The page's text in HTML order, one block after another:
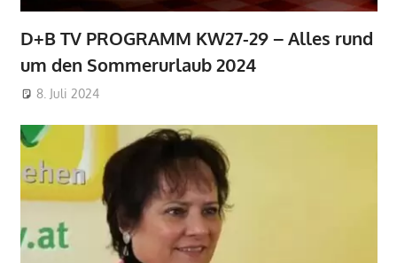
D+B TV PROGRAMM KW27-29 – Alles rund
um den Sommerurlaub 2024
8. Juli 2024